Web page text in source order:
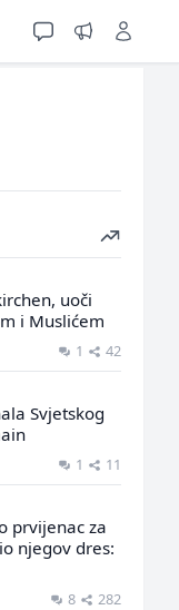
uoči
i Muslićem
1 42
Svjetskog
1 11
prvijenac za
njegov dres:
8 282